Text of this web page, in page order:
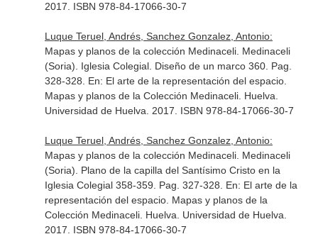
2017. ISBN 978-84-17066-30-7
Luque Teruel, Andrés, Sanchez Gonzalez, Antonio:
Mapas y planos de la colección Medinaceli. Medinaceli
(Soria). Iglesia Colegial. Diseño de un marco 360. Pag.
328-328. En: El arte de la representación del espacio.
Mapas y planos de la Colección Medinaceli. Huelva.
Universidad de Huelva. 2017. ISBN 978-84-17066-30-7
Luque Teruel, Andrés, Sanchez Gonzalez, Antonio:
Mapas y planos de la colección Medinaceli. Medinaceli
(Soria). Plano de la capilla del Santísimo Cristo en la
Iglesia Colegial 358-359. Pag. 327-328. En: El arte de la
representación del espacio. Mapas y planos de la
Colección Medinaceli. Huelva. Universidad de Huelva.
2017. ISBN 978-84-17066-30-7